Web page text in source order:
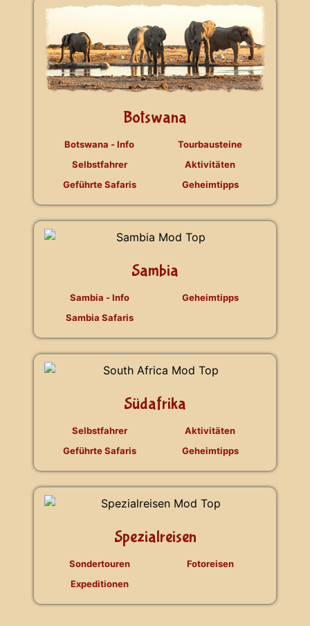
Botswana
Botswana - Info
Selbstfahrer
Geführte Safaris
Tourbausteine
Aktivitäten
Geheimtipps
Sambia
Sambia - Info
Sambia Safaris
Geheimtipps
Südafrika
Selbstfahrer
Geführte Safaris
Aktivitäten
Geheimtipps
Spezialreisen
Sondertouren
Expeditionen
Fotoreisen